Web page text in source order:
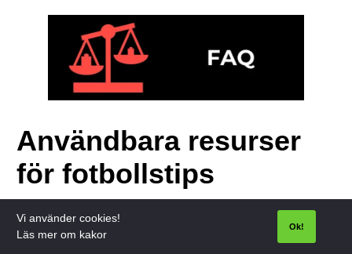
Användbara resurser
för fotbollstips
internationellt perspektiv kan webbplatser som
football-
prediction.netvara ett bra komplement till tabellerna som visas
Vi använder cookies!
Läs mer om kakor
Ok!